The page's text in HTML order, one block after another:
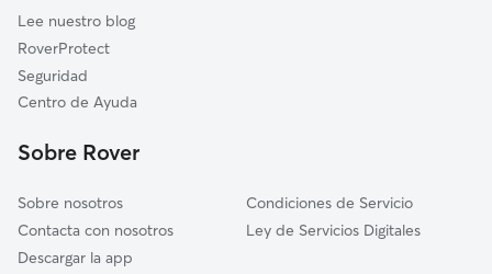
Benacazón
Sanlúcar la Mayor
Villalba del Alcor
Lee nuestro blog
RoverProtect
Seguridad
Centro de Ayuda
Sobre Rover
Sobre nosotros
Contacta con nosotros
Descargar la app
Condiciones de Servicio
Ley de Servicios Digitales